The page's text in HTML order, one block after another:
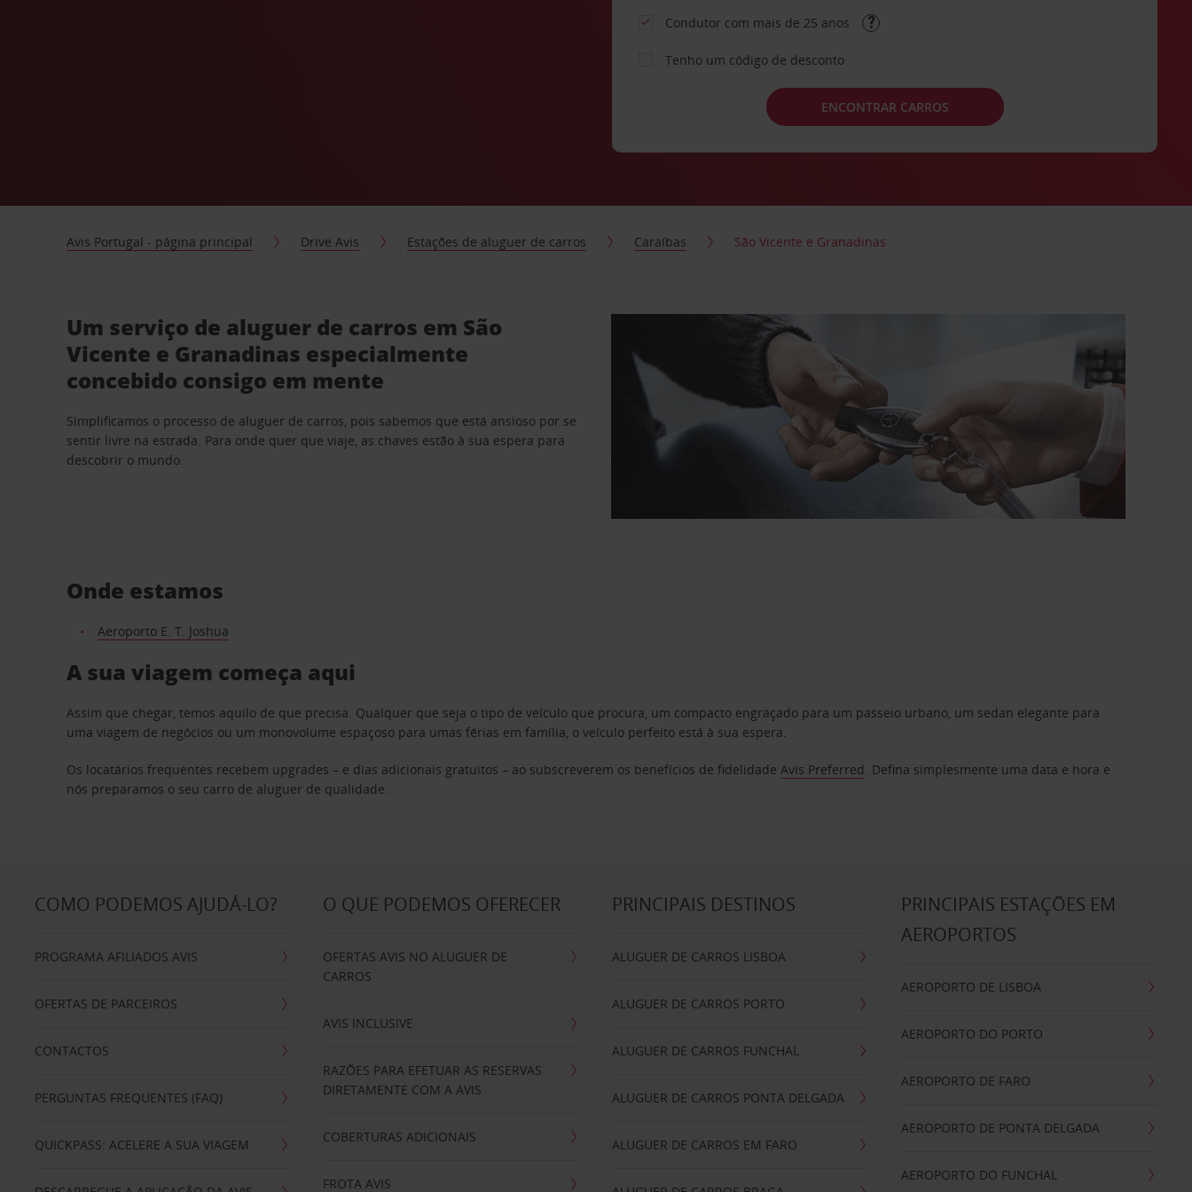
Condutor com mais de 25 anos
Tenho um código de desconto
ENCONTRAR CARROS
Avis Portugal - página principal Drive Avis Estações de aluguer de carros Caraíbas São Vicente e Granadinas
Um serviço de aluguer de carros em São
Vicente e Granadinas especialmente
concebido consigo em mente
Simplificamos o processo de aluguer de carros, pois sabemos que está ansioso por se
sentir livre na estrada. Para onde quer que viaje, as chaves estão à sua espera para
descobrir o mundo.
Onde estamos
Aeroporto E. T. Joshua
A sua viagem começa aqui
Assim que chegar, temos aquilo de que precisa. Qualquer que seja o tipo de veículo que procura, um compacto engraçado para um passeio urbano, um sedan elegante para
uma viagem de negócios ou um monovolume espaçoso para umas férias em família, o veículo perfeito está à sua espera.
Os locatários frequentes recebem upgrades – e dias adicionais gratuitos – ao subscreverem os benefícios de fidelidadeAvis Preferred. Defina simplesmente uma data e hora e
nós preparamos o seu carro de aluguer de qualidade.
COMO PODEMOS AJUDÁ-LO?
PROGRAMA AFILIADOS AVIS
OFERTAS DE PARCEIROS
CONTACTOS
PERGUNTAS FREQUENTES (FAQ)
QUICKPASS: ACELERE A SUA VIAGEM
O QUE PODEMOS OFERECER
OFERTAS AVIS NO ALUGUER DE
CARROS
AVIS INCLUSIVE
RAZÕES PARA EFETUAR AS RESERVAS
DIRETAMENTE COM A AVIS
COBERTURAS ADICIONAIS
FROTA AVIS
PRINCIPAIS DESTINOS
ALUGUER DE CARROS LISBOA
ALUGUER DE CARROS PORTO
ALUGUER DE CARROS FUNCHAL
ALUGUER DE CARROS PONTA DELGADA
ALUGUER DE CARROS EM FARO
PRINCIPAIS ESTAÇÕES EM
AEROPORTOS
AEROPORTO DE LISBOA
AEROPORTO DO PORTO
AEROPORTO DE FARO
AEROPORTO DE PONTA DELGADA
AEROPORTO DO FUNCHAL